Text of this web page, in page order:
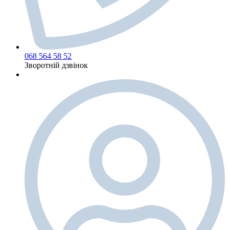
068 564 58 52
Зворотній дзвінок